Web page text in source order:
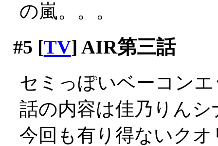
の嵐。。。
#5 [TV] AIR第三話
セミっぽいベーコン
話の内容は佳乃りん
今回も有り得ないク